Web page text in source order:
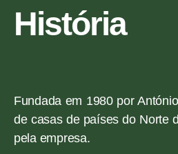
História
Fundada em 1980 por
de casas de países do Norte
pela empresa.